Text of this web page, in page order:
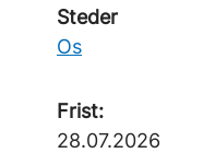
Steder
Os
Frist:
28.07.2026